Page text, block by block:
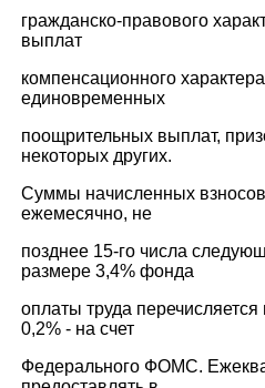
гражданско-правового
выплат
компенсационного
единовременных
поощрительных выплат,
некоторых других.
Суммы начисленных
ежемесячно, не
позднее 15-го числа
размере 3,4% фонда
оплаты труда
0,2% - на счет
Федерального ФОМС.